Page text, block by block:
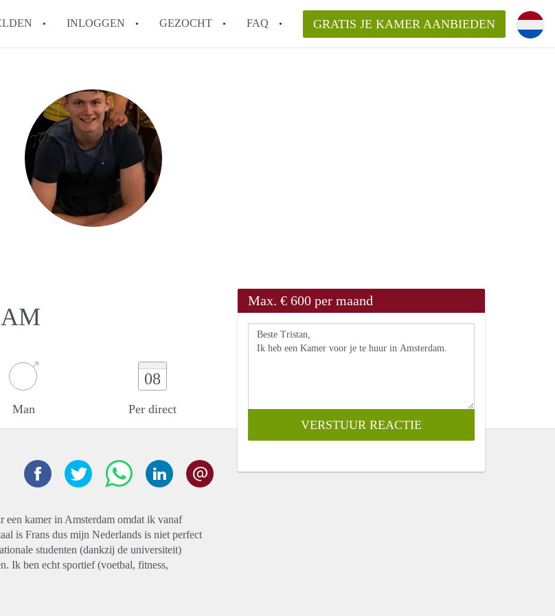
INLOGGEN GEZOCHT FAQ
Wat zijn de opzegtermijnen bij een kamer in Amsterdam?
Wat zijn de populairste zoektermen voor een kamer in Amsterdam en wat
betekent dit voor jou als zoeker?
Wat is een studentenkamer in Amsterdam?
Waarom geen bemiddelingskosten voor de huurder?
Alle veelgestelde vragen
GRATIS JE KAMER AANBIEDEN
Man
08
Per direct
Max. € 600 per maand
een kamer in Amsterdam omdat ik vanaf
is Frans dus mijn Nederlands is niet perfect
studenten (dankzij de universiteit)
Ik ben echt sportief (voetbal, fitness,